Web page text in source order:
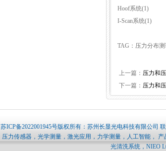
Hoof系统(1)
I-Scan系统(1)
TAG：压力分布
上一篇： 压力和
下一篇： 压力和
苏ICP备2022001945号版权所有：苏州长显光电科技有限公司
压力传感器，光学测量，激光应用，力学测量，人工智能， 产
光清洗系统，NIEO